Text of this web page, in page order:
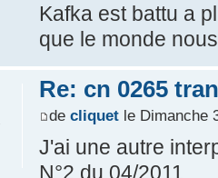
Kafka est battu a
que le monde
Re: cn 0265
de cliquetle Dimanche
J'ai une autre
N°2 du 04/2011